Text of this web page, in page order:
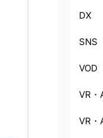
DX
SNS
VOD
VR・
VR・